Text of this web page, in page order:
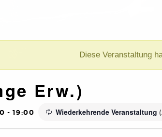
Diese Veranstaltung
Erw.)
- 19:00 Wiederkehrende Veranstaltung